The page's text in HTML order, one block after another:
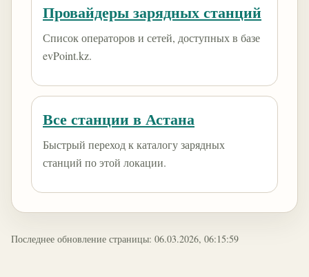
Провайдеры зарядных станций
Список операторов и сетей, доступных в базе
evPoint.kz.
Все станции в Астана
Быстрый переход к каталогу зарядных
станций по этой локации.
Последнее обновление страницы: 06.03.2026, 06:15:59